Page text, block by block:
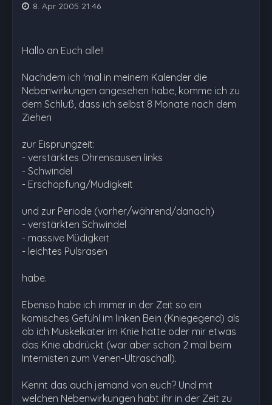
8. Apr 2005 21:46
Hallo an Euch alle!!
Nachdem ich 'mal in meinem Kalender die
Nebenwirkungen angesehen habe, komme ich zu
dem Schluß, dass ich selbst 8 Monate nach dem
Ziehen
zur Eisprungzeit:
- verstärktes Ohrensausen links
- Schwindel
- Erschöpfung/Müdigkeit
und zur Periode (vorher/während/danach)
- verstärkten Schwindel
- massive Müdigkeit
- leichtes Pulsrasen
habe.
Ebenso habe ich immer in der Zeit so ein
komisches Gefühl im linken Bein (Kniegegend) als
ob ich Muskelkater im Knie hätte oder mir etwas
das Knie abdrückt (war aber schon 2 mal beim
Internisten zum Venen-Ultraschall).
Kennt das auch jemand von euch? Und mit
welchen Nebenwirkungen habt ihr in der Zeit zu